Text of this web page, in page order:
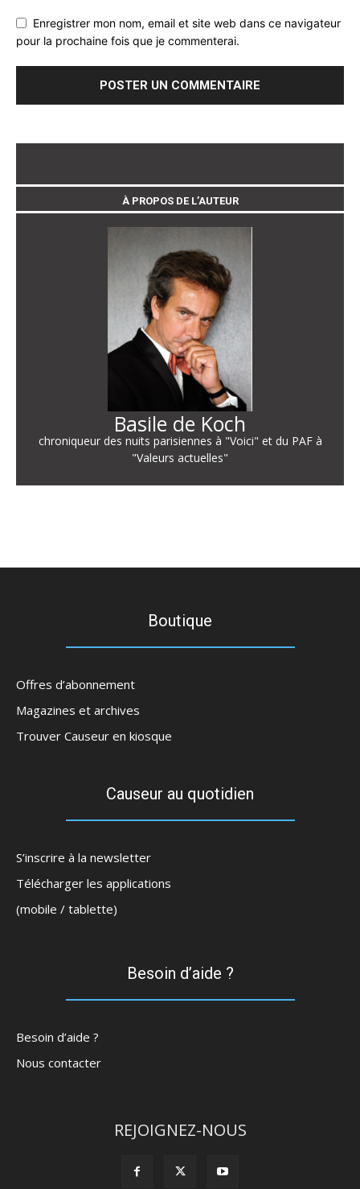
Enregistrer mon nom, email et site web dans ce navigateur
pour la prochaine fois que je commenterai.
À PROPOS DE L’AUTEUR
Basile de Koch
chroniqueur des nuits parisiennes à "Voici" et du PAF à
"Valeurs actuelles"
Boutique
Offres d’abonnement
Magazines et archives
Trouver Causeur en kiosque
Causeur au quotidien
S’inscrire à la newsletter
Télécharger les applications
(mobile / tablette)
Besoin d’aide ?
Besoin d’aide ?
Nous contacter
REJOIGNEZ-NOUS